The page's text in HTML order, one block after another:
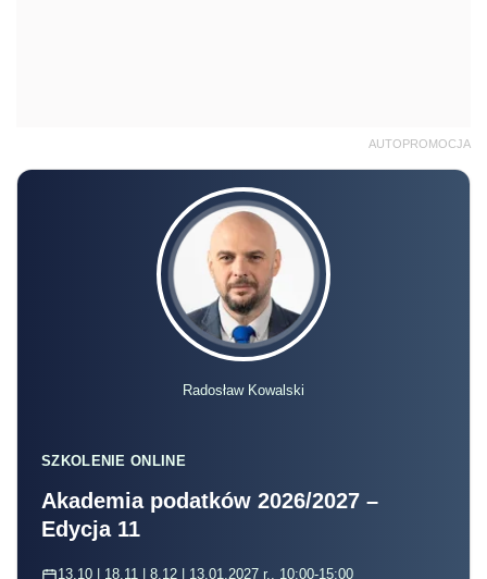
AUTOPROMOCJA
Radosław Kowalski
SZKOLENIE ONLINE
Akademia podatków 2026/2027 –
Edycja 11
13.10 | 18.11 | 8.12 | 13.01.2027 r., 10:00-15:00